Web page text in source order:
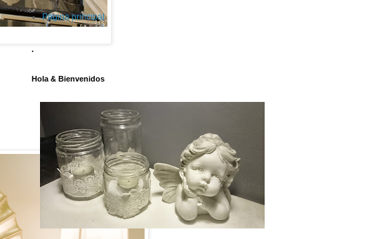
Página principal
.
Hola & Bienvenidos